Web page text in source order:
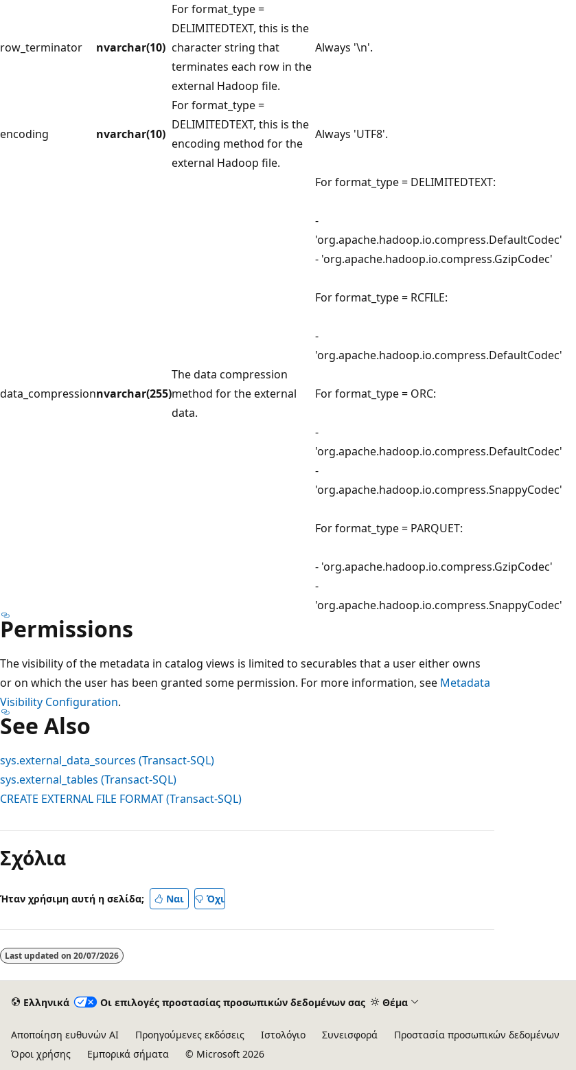
row_terminator nvarchar(10)
For format_type =
DELIMITEDTEXT, this is the
character string that
terminates each row in the
external Hadoop file.
Always '\n'.
encoding nvarchar(10)
For format_type =
DELIMITEDTEXT, this is the
encoding method for the
external Hadoop file.
Always 'UTF8'.
data_compressionnvarchar(255)
The data compression
method for the external
data.
For format_type = DELIMITEDTEXT:
-
'org.apache.hadoop.io.compress.DefaultCodec'
- 'org.apache.hadoop.io.compress.GzipCodec'
For format_type = RCFILE:
-
'org.apache.hadoop.io.compress.DefaultCodec'
For format_type = ORC:
-
'org.apache.hadoop.io.compress.DefaultCodec'
-
'org.apache.hadoop.io.compress.SnappyCodec'
For format_type = PARQUET:
- 'org.apache.hadoop.io.compress.GzipCodec'
-
'org.apache.hadoop.io.compress.SnappyCodec'
Permissions
The visibility of the metadata in catalog views is limited to securables that a user either owns
or on which the user has been granted some permission. For more information, see Metadata
Visibility Configuration.
See Also
sys.external_data_sources (Transact-SQL)
sys.external_tables (Transact-SQL)
CREATE EXTERNAL FILE FORMAT (Transact-SQL)
Σχόλια
Ήταν χρήσιμη αυτή η σελίδα; Ναι Όχι
Last updated on 20/07/2026
Ελληνικά Οι επιλογές προστασίας προσωπικών δεδομένων σας Θέμα
Αποποίηση ευθυνών AI Προηγούμενες εκδόσεις Ιστολόγιο Συνεισφορά Προστασία προσωπικών δεδομένων
Όροι χρήσης
Εμπορικά σήματα © Microsoft 2026